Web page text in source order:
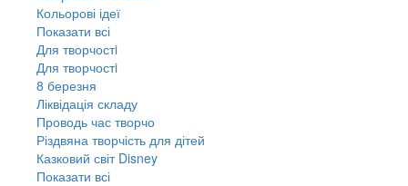
Кольорові ідеї
Показати всі
Для творчостi
Для творчостi
8 березня
Ліквідація складу
Проводь час творчо
Різдвяна творчість для дітей
Казковий світ Disney
Показати всі